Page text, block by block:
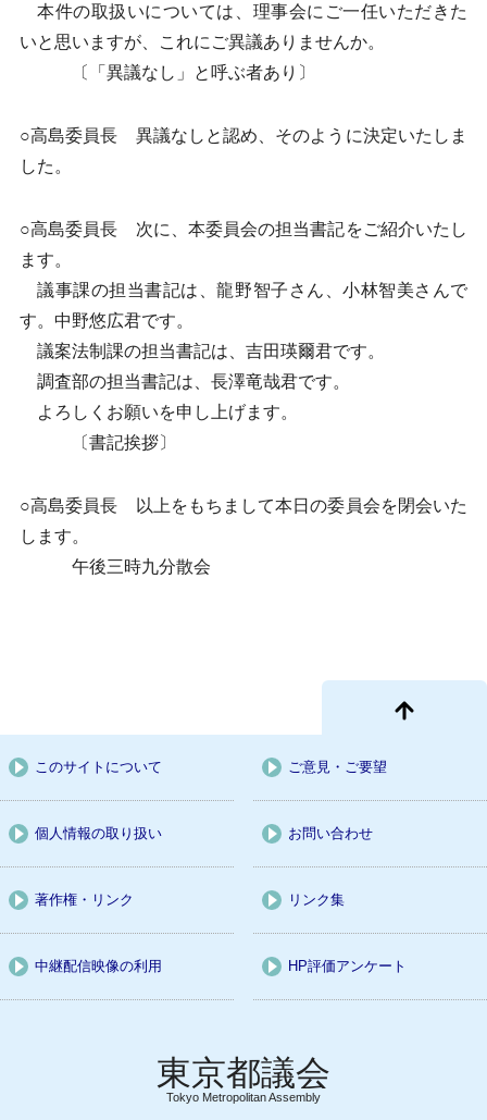
本件の取扱いについては、理事会にご一任いただきた
いと思いますが、これにご異議ありませんか。
〔「異議なし」と呼ぶ者あり〕
○高島委員長 異議なしと認め、そのように決定いたしま
した。
○高島委員長 次に、本委員会の担当書記をご紹介いたし
ます。
議事課の担当書記は、龍野智子さん、小林智美さんで
す。中野悠広君です。
議案法制課の担当書記は、吉田瑛爾君です。
調査部の担当書記は、長澤竜哉君です。
よろしくお願いを申し上げます。
〔書記挨拶〕
○高島委員長 以上をもちまして本日の委員会を閉会いた
します。
午後三時九分散会
このサイトについて ご意見・ご要望
個人情報の取り扱い お問い合わせ
著作権・リンク リンク集
中継配信映像の利用 HP評価アンケート
Tokyo Metropolitan Assembly